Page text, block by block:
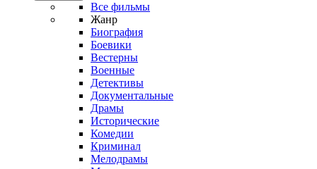
Все фильмы
Жанр
Биография
Боевики
Вестерны
Военные
Детективы
Документальные
Драмы
Исторические
Комедии
Криминал
Мелодрамы